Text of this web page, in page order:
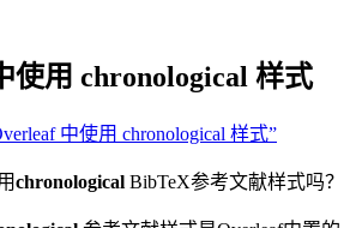
使用 chronological 样式
中使用 chronological 样式”
chronological BibTeX参考文献样式吗？